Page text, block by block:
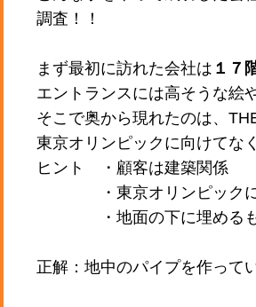
調査！！
まず最初に訪れた会社は １７
エントランスには高そうな絵
そこで奥から現れたのは、
東京オリンピックに向けてな
ヒント ・顧客は建築関係
・東京オリンピックに
・地面の下に埋める
正解：地中のパイプを作って